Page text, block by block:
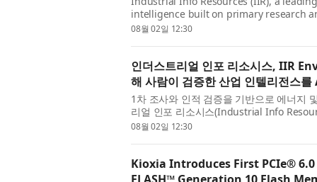
intelligence built on primary research
of IIR Envoy MCP; this new Model
08월 02일 12:30
인더스트리얼 인포 리소시스, IIR
해 사람이 검증한 산업 인텔리전스
1차 조사와 인적 검증을 기반으로 에너지
리얼 인포 리소시스(Industrial Info
로운 모델 컨텍스트 프로토콜 연결은 IIR
08월 02일 12:30
Kioxia Introduces First PCIe®